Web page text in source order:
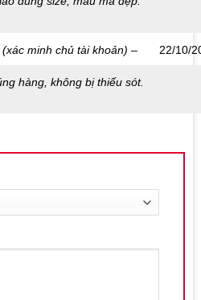
thoáng mát để bảo vệ sản
mới 100%
Shop bao cao su Nha
Học, Vạn Thạnh, Nha Trang
shopbaocaosunhatrang.com/
(xác minh chủ tài khoản) – 22/10/
hàng, không bị thiếu sót.